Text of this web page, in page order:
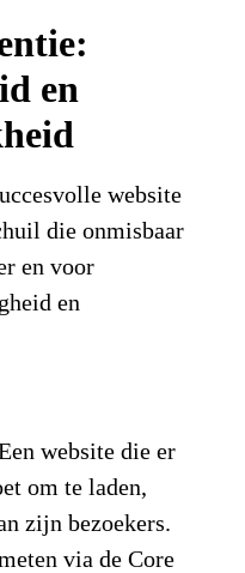
en
website
die onmisbaar
en voor
en
website die er
om te laden,
zijn bezoekers.
via de Core